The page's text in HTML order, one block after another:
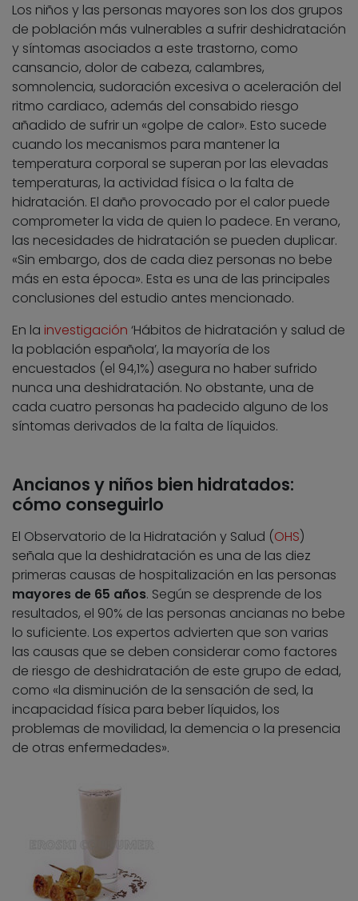
Los niños y las personas mayores son los dos grupos
de población más vulnerables a sufrir deshidratación
y síntomas asociados a este trastorno, como
cansancio, dolor de cabeza, calambres,
somnolencia, sudoración excesiva o aceleración del
ritmo cardiaco, además del consabido riesgo
añadido de sufrir un «golpe de calor». Esto sucede
cuando los mecanismos para mantener la
temperatura corporal se superan por las elevadas
temperaturas, la actividad física o la falta de
hidratación. El daño provocado por el calor puede
comprometer la vida de quien lo padece. En verano,
las necesidades de hidratación se pueden duplicar.
«Sin embargo, dos de cada diez personas no bebe
más en esta época». Esta es una de las principales
conclusiones del estudio antes mencionado.
En la investigación ‘Hábitos de hidratación y salud de
la población española’, la mayoría de los
encuestados (el 94,1%) asegura no haber sufrido
nunca una deshidratación. No obstante, una de
cada cuatro personas ha padecido alguno de los
síntomas derivados de la falta de líquidos.
Ancianos y niños bien hidratados:
cómo conseguirlo
El Observatorio de la Hidratación y Salud (OHS)
señala que la deshidratación es una de las diez
primeras causas de hospitalización en las personas
mayores de 65 años. Según se desprende de los
resultados, el 90% de las personas ancianas no bebe
lo suficiente. Los expertos advierten que son varias
las causas que se deben considerar como factores
de riesgo de deshidratación de este grupo de edad,
como «la disminución de la sensación de sed, la
incapacidad física para beber líquidos, los
problemas de movilidad, la demencia o la presencia
de otras enfermedades».